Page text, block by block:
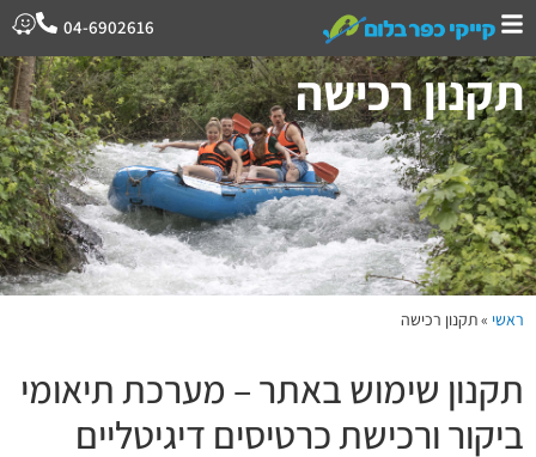
04-6902616
תקנון רכישה
ראשי »תקנון רכישה
תקנון שימוש באתר – מערכת תיאומי
ביקור ורכישת כרטיסים דיגיטליים